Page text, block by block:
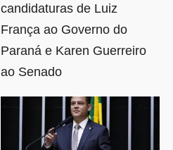
candidaturas de Luiz
França ao Governo do
Paraná e Karen Guerreiro
ao Senado